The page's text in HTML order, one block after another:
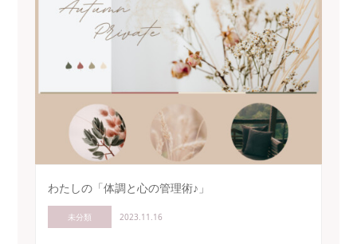
わたしの「体調と心の管理術♪」
未分類 2023.11.16